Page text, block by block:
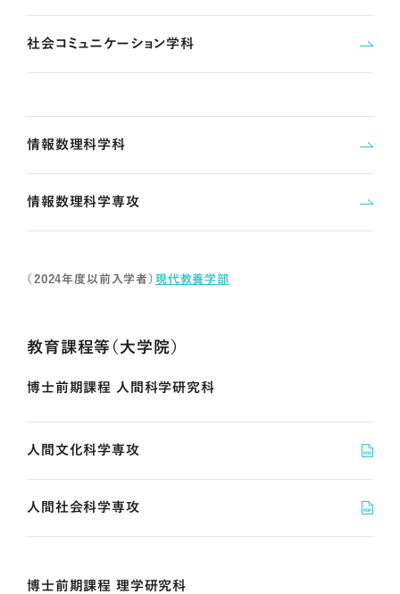
社会コミュニケーション学科
情報数理科学科
情報数理科学専攻
（2024年度以前入学者） 現代教養学部
教育課程等（大学院）
博士前期課程 人間科学研究科
人間文化科学専攻
人間社会科学専攻
博士前期課程 理学研究科